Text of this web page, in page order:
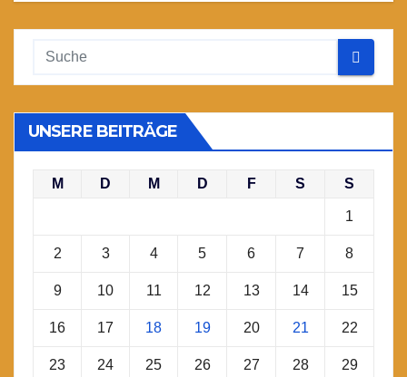
UNSERE BEITRÄGE
M D M D F S S
1
2 3 4 5 6 7 8
9 10 11 12 13 14 15
16 17 18 19 20 21 22
23 24 25 26 27 28 29